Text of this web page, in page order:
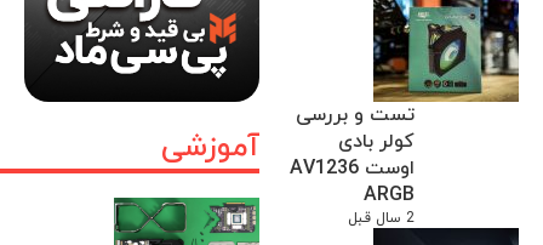
آموزشی
تست و بررسی
کولر بادی
اوست AV1236
ARGB
2 سال قبل